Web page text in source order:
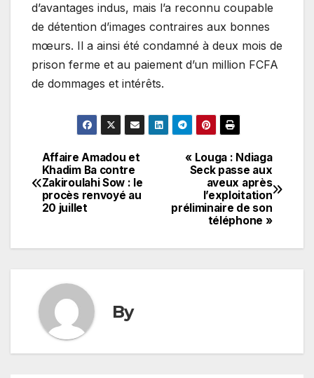
d’avantages indus, mais l’a reconnu coupable
de détention d’images contraires aux bonnes
mœurs. Il a ainsi été condamné à deux mois de
prison ferme et au paiement d’un million FCFA
de dommages et intérêts.
Navigation
de
l’article
« Louga : Ndiaga
Seck passe aux
aveux après
l’exploitation
préliminaire de son
téléphone »
Affaire Amadou et
Khadim Ba contre
Zakiroulahi Sow : le
procès renvoyé au
20 juillet
By